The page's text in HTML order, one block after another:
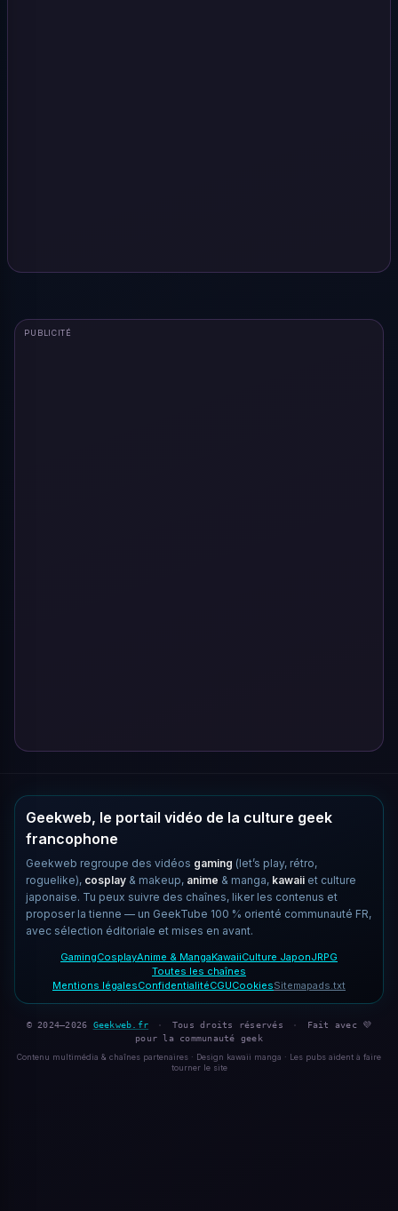
PUBLICITÉ
Geekweb, le portail vidéo de la culture geek
francophone
Geekweb regroupe des vidéos gaming (let’s play, rétro,
roguelike), cosplay & makeup, anime & manga, kawaii et culture
japonaise. Tu peux suivre des chaînes, liker les contenus et
proposer la tienne — un GeekTube 100 % orienté communauté FR,
avec sélection éditoriale et mises en avant.
GamingCosplayAnime & MangaKawaiiCulture JaponJRPG
Toutes les chaînes
Mentions légalesConfidentialitéCGUCookiesSitemapads.txt
© 2024–2026 Geekweb.fr · Tous droits réservés ·
Fait avec 💜
pour la communauté geek
Contenu multimédia & chaînes partenaires · Design kawaii manga · Les pubs aident à faire
tourner le site